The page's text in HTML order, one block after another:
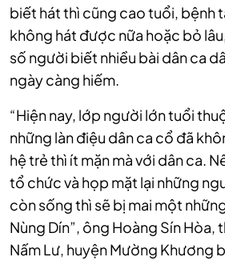
biết hát thì cũng cao tuổi, bệnh
không hát được nữa hoặc bỏ
số người biết nhiều bài dân ca
ngày càng hiếm.
“Hiện nay, lớp người lớn tuổi
những làn điệu dân ca cổ đã
hệ trẻ thì ít mặn mà với dân ca.
tổ chức và họp mặt lại những
còn sống thì sẽ bị mai một
Nùng Dín”, ông Hoàng Sín Hòa,
Nấm Lư, huyện Mường Khương